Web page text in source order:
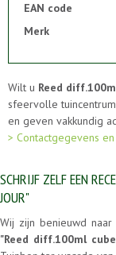
EAN code
Merk
Wilt u Reed
sfeervolle
en geven vakkundig
> Contactgegevens
SCHRIJF ZELF EEN
JOUR"
Wij zijn benieuwd
"Reed diff.100ml